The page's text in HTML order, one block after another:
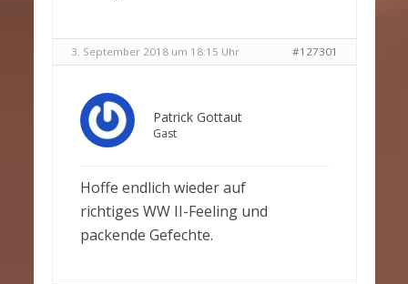
3. September 2018 um 18:15 Uhr #127301
Patrick Gottaut
Gast
Hoffe endlich wieder auf
richtiges WW II-Feeling und
packende Gefechte.